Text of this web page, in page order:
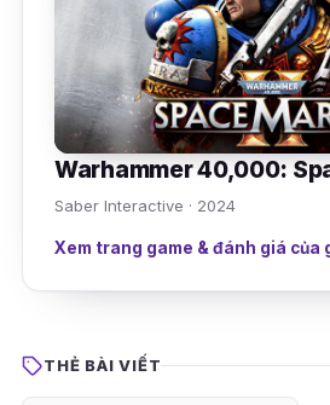
Warhammer 40,000:
Saber Interactive · 2024
Xem trang game & đánh giá của
THẺ BÀI VIẾT